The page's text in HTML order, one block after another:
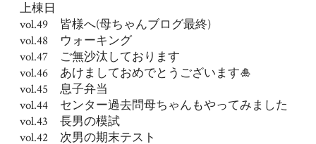
上棟日
vol.49 皆様へ(母ちゃんブログ最終)
vol.48 ウォーキング
vol.47 ご無沙汰しております
vol.46 あけましておめでとうございます🎍
vol.45 息子弁当
vol.44 センター過去問母ちゃんもやってみました
vol.43 長男の模試
vol.42 次男の期末テスト